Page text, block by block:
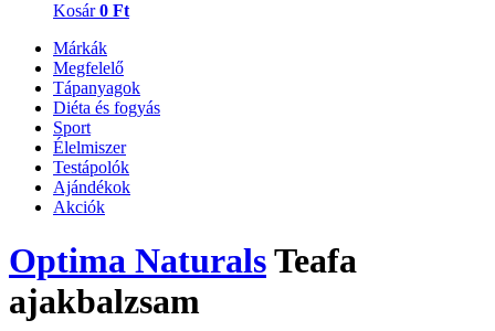
Kosár 0 Ft
Márkák
Megfelelő
Tápanyagok
Diéta és fogyás
Sport
Élelmiszer
Testápolók
Ajándékok
Akciók
Optima NaturalsTeafa
ajakbalzsam